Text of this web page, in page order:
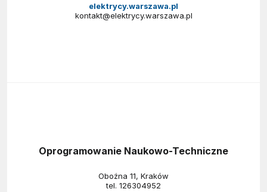
elektrycy.warszawa.pl
kontakt@elektrycy.warszawa.pl
Oprogramowanie Naukowo-Techniczne
Oboźna 11, Kraków
tel. 126304952